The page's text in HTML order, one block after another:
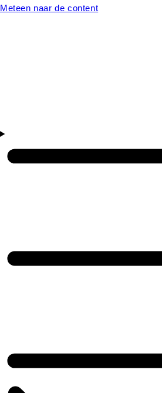
Meteen naar de content